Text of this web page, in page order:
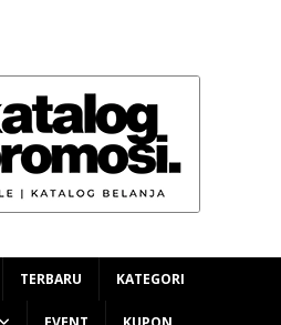
TERBARU KATEGORI